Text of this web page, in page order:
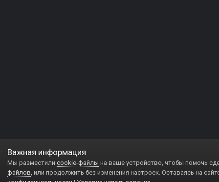
Важная информация
Мы разместили cookie-файлы на ваше устройство, чтобы помочь
файлов, или продолжить без изменения настроек. Оставаясь на